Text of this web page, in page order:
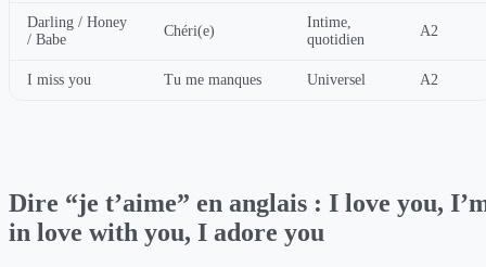
Darling / Honey
/ Babe
Chéri(e)
Intime,
quotidien
A2
I miss you Tu me manques Universel A2
Dire “je t’aime” en anglais : I love you,
in love with you, I adore you